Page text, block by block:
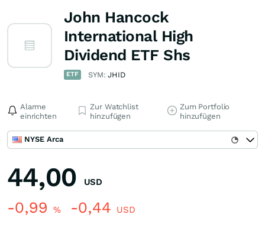
John Hancock
International High
Dividend ETF Shs
ETF SYM:JHID
Alarme
einrichten
Zur Watchlist
hinzufügen
Zum Portfolio
hinzufügen
NYSE Arca
44,00 USD
-0,99 % -0,44 USD